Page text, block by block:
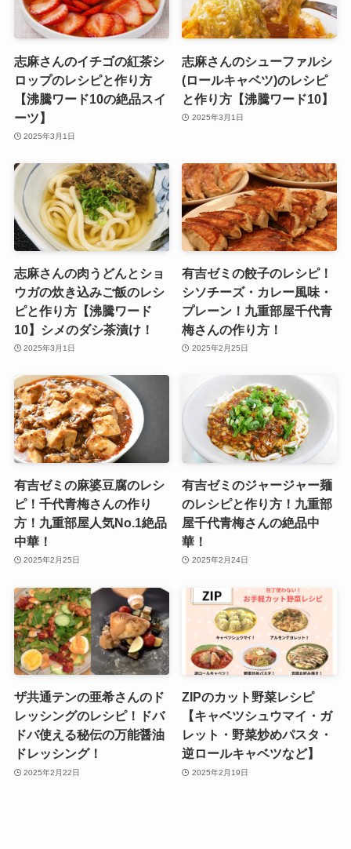
志麻さんのイチゴの紅茶シ
ロップのレシピと作り方
【沸騰ワード10の絶品スイ
ーツ】
2025年3月1日
志麻さんのシューファルシ
(ロールキャベツ)のレシピ
と作り方【沸騰ワード10】
2025年3月1日
志麻さんの肉うどんとショ
ウガの炊き込みご飯のレシ
ピと作り方【沸騰ワード
10】シメのダシ茶漬け！
2025年3月1日
有吉ゼミの餃子のレシピ！
シソチーズ・カレー風味・
プレーン！九重部屋千代青
梅さんの作り方！
2025年2月25日
有吉ゼミの麻婆豆腐のレシ
ピ！千代青梅さんの作り
方！九重部屋人気No.1絶品
中華！
2025年2月25日
有吉ゼミのジャージャー麺
のレシピと作り方！九重部
屋千代青梅さんの絶品中
華！
2025年2月24日
ザ共通テンの亜希さんのド
レッシングのレシピ！ドバ
ドバ使える秘伝の万能醤油
ドレッシング！
2025年2月22日
ZIPのカット野菜レシピ
【キャベツシュウマイ・ガ
レット・野菜炒めパスタ・
逆ロールキャベツなど】
2025年2月19日